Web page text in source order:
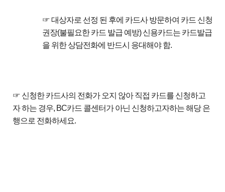
☞ 대상자로 선정 된 후에 카드사 방문하여 카드 신청
권장(불필요한 카드 발급 예방) 신용카드는 카드발급
을 위한 상담전화에 반드시 응대해야 함.
☞ 신청한 카드사의 전화가 오지 않아 직접 카드를 신청하고
자 하는 경우, BC카드 콜센터가 아닌 신청하고자하는 해당 은
행으로 전화하세요.